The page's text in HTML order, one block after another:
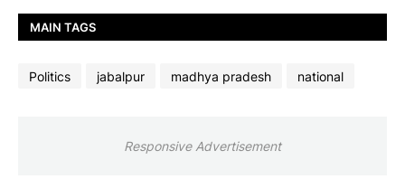
MAIN TAGS
Politics jabalpur madhya pradesh national
Responsive Advertisement